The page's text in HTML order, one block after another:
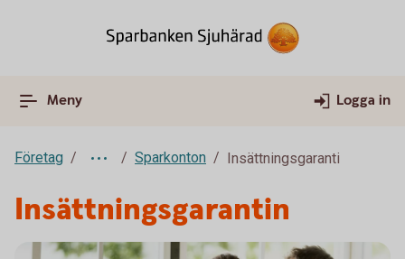
Meny Logga in
Företag Sparkonton Insättningsgaranti
Insättningsgarantin